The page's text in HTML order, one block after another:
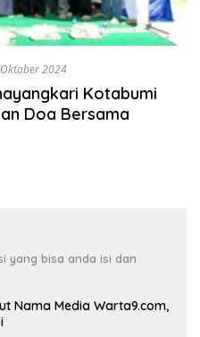
2024
Kotabumi
Doa Bersama
yang bisa anda isi dan
Nama Media Warta9.com,